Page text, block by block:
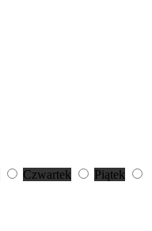
Czwartek
Piątek